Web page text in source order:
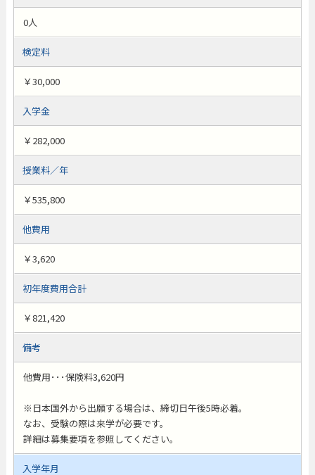
0人
検定料
￥30,000
入学金
￥282,000
授業料／年
￥535,800
他費用
￥3,620
初年度費用合計
￥821,420
備考
他費用･･･保険料3,620円
※日本国外から出願する場合は、締切日午後5時必着。
なお、受験の際は来学が必要です。
詳細は募集要項を参照してください。
入学年月